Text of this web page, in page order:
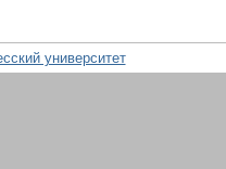
университет